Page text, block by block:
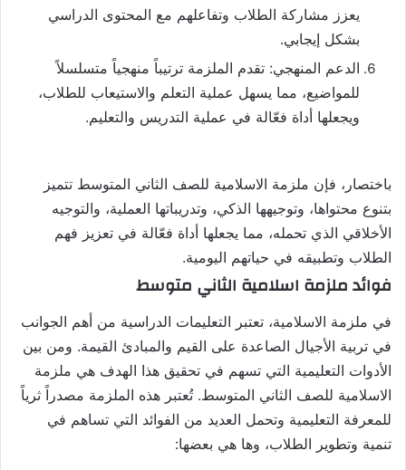
يعزز مشاركة الطلاب وتفاعلهم مع المحتوى الدراسي
بشكل إيجابي.
الدعم المنهجي: تقدم الملزمة ترتيباً منهجياً متسلسلاً
للمواضيع، مما يسهل عملية التعلم والاستيعاب للطلاب،
ويجعلها أداة فعّالة في عملية التدريس والتعليم.
باختصار، فإن ملزمة الاسلامية للصف الثاني المتوسط تتميز
بتنوع محتواها، وتوجيهها الذكي، وتدريباتها العملية، والتوجيه
الأخلاقي الذي تحمله، مما يجعلها أداة فعّالة في تعزيز فهم
الطلاب وتطبيقه في حياتهم اليومية.
فوائد ملزمة اسلامية الثاني متوسط
في ملزمة الاسلامية، تعتبر التعليمات الدراسية من أهم الجوانب
في تربية الأجيال الصاعدة على القيم والمبادئ القيمة. ومن بين
الأدوات التعليمية التي تسهم في تحقيق هذا الهدف هي ملزمة
الاسلامية للصف الثاني المتوسط. تُعتبر هذه الملزمة مصدراً ثرياً
للمعرفة التعليمية وتحمل العديد من الفوائد التي تساهم في
تنمية وتطوير الطلاب، وها هي بعضها: